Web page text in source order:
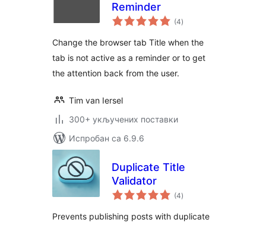
Reminder
(4укупних
оцена
)
Change the browser tab Title when the
tab is not active as a reminder or to get
the attention back from the user.
Tim van Iersel
300+ укључених поставки
Испробан са 6.9.6
Duplicate Title
Validator
(4укупних
оцена
)
Prevents publishing posts with duplicate